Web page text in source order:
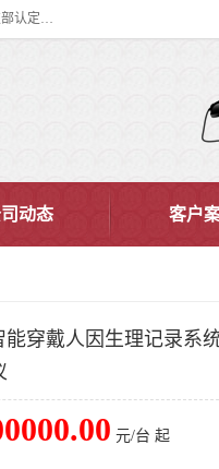
眼动仪多少钱?北京津发科技股份有限公司主营：事件相关电位仪、生理仪、肌电仪、脑电仪、皮电仪、眼动仪；是国家级高新技术企业、科技部认定的科技型中小企业和中关村高新技术企业，具备保密资格，具备自主进出口经营权；自主研发技术、产品与服务荣获多项省部级科学技术奖励、国家发明专利、国家软件著作权和省部级新技术新产品（服务）认证。
动态 客户
能穿戴人因生理记录系
元/台 起